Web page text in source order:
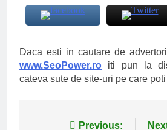
Daca esti in cautare de
www.SeoPower.ro iti pun la
cateva sute de site-uri pe care
Previous: